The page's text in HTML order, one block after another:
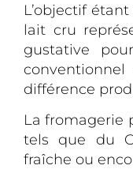
L’objectif
lait cru
gustative
différence
La fromagerie
tels que du
fraîche ou